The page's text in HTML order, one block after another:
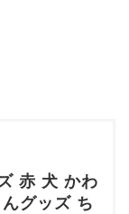
赤 犬 かわ
グッズ ち